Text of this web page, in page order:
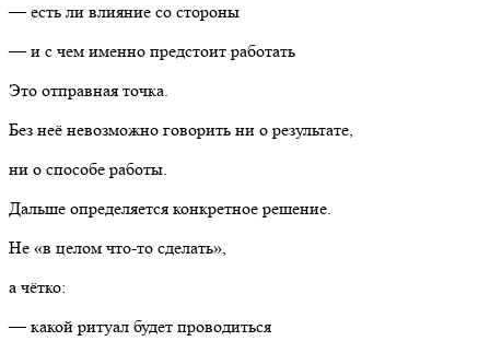
— есть ли влияние со стороны
— и с чем именно предстоит работать
Это отправная точка.
Без неё невозможно говорить ни о результате,
ни о способе работы.
Дальше определяется конкретное решение.
Не «в целом что-то сделать»,
а чётко:
— какой ритуал будет проводиться